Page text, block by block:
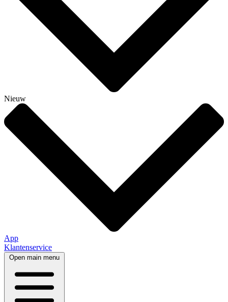
Nieuw
App
Klantenservice
Open main menu